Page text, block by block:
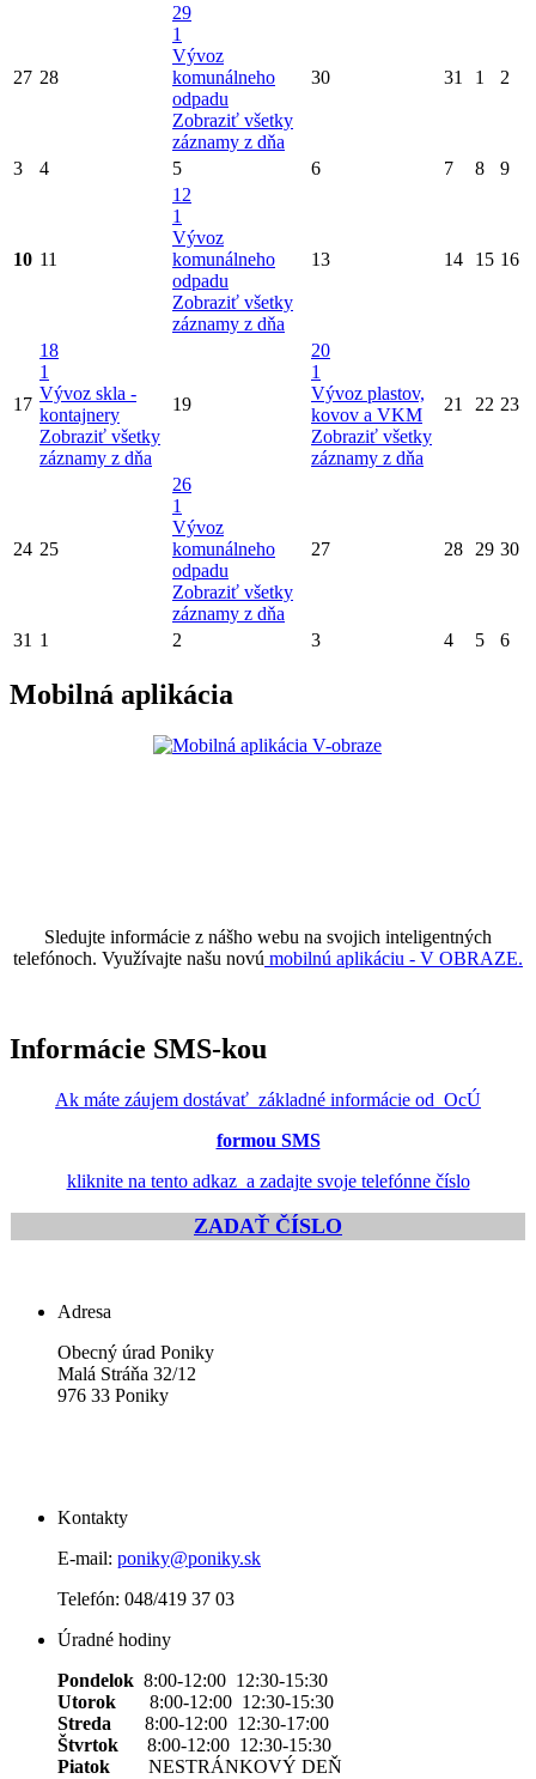
27 28
29
1
Vývoz
komunálneho
odpadu
Zobraziť všetky
záznamy z dňa
30 31 1 2
3 4 5 6 7 8 9
10 11
12
1
Vývoz
komunálneho
odpadu
Zobraziť všetky
záznamy z dňa
13 14 15 16
17
18
1
Vývoz skla -
kontajnery
Zobraziť všetky
záznamy z dňa
19
20
1
Vývoz plastov,
kovov a VKM
Zobraziť všetky
záznamy z dňa
21 22 23
24 25
26
1
Vývoz
komunálneho
odpadu
Zobraziť všetky
záznamy z dňa
27 28 29 30
31 1 2 3 4 5 6
Mobilná aplikácia
Sledujte informácie z nášho webu na svojich inteligentných
telefónoch. Využívajte našu novú mobilnú aplikáciu - V OBRAZE.
Informácie SMS-kou
Ak máte záujem dostávať základné informácie od OcÚ
formou SMS
kliknite na tento adkaz a zadajte svoje telefónne číslo
ZADAŤ ČÍSLO
Adresa
Obecný úrad Poniky
Malá Stráňa 32/12
976 33 Poniky
Kontakty
E-mail: poniky@poniky.sk
Telefón: 048/419 37 03
Úradné hodiny
Pondelok 8:00-12:00 12:30-15:30
Utorok 8:00-12:00 12:30-15:30
Streda 8:00-12:00 12:30-17:00
Štvrtok
8:00-12:00 12:30-15:30
Piatok NESTRÁNKOVÝ DEŇ